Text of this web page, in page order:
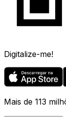
Digitalize-me!
Mais de 113